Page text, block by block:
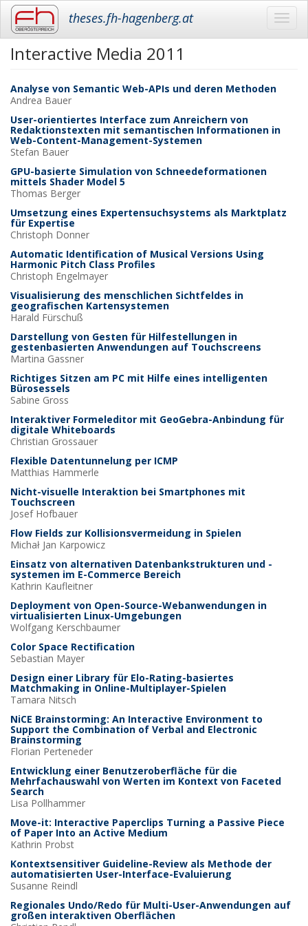
Skip
content
theses.fh-hagenberg.at
Interactive Media 2011
Analyse von Semantic Web-APIs und deren Methoden
Andrea Bauer
User-orientiertes Interface zum Anreichern von
Redaktionstexten mit semantischen Informationen in
Web-Content-Management-Systemen
Stefan Bauer
GPU-basierte Simulation von Schneedeformationen
mittels Shader Model 5
Thomas Berger
Umsetzung eines Expertensuchsystems als Marktplatz
für Expertise
Christoph Donner
Automatic Identification of Musical Versions Using
Harmonic Pitch Class Profiles
Christoph Engelmayer
Visualisierung des menschlichen Sichtfeldes in
geografischen Kartensystemen
Harald Fürschuß
Darstellung von Gesten für Hilfestellungen in
gestenbasierten Anwendungen auf Touchscreens
Martina Gassner
Richtiges Sitzen am PC mit Hilfe eines intelligenten
Bürosessels
Sabine Gross
Interaktiver Formeleditor mit GeoGebra-Anbindung für
digitale Whiteboards
Christian Grossauer
Flexible Datentunnelung per ICMP
Matthias Hammerle
Nicht-visuelle Interaktion bei Smartphones mit
Touchscreen
Josef Hofbauer
Flow Fields zur Kollisionsvermeidung in Spielen
Michał Jan Karpowicz
Einsatz von alternativen Datenbankstrukturen und -
systemen im E-Commerce Bereich
Kathrin Kaufleitner
Deployment von Open-Source-Webanwendungen in
virtualisierten Linux-Umgebungen
Wolfgang Kerschbaumer
Color Space Rectification
Sebastian Mayer
Design einer Library für Elo-Rating-basiertes
Matchmaking in Online-Multiplayer-Spielen
Tamara Nitsch
NiCE Brainstorming: An Interactive Environment to
Support the Combination of Verbal and Electronic
Brainstorming
Florian Perteneder
Entwicklung einer Benutzeroberfläche für die
Mehrfachauswahl von Werten im Kontext von Faceted
Search
Lisa Pollhammer
Move-it: Interactive Paperclips Turning a Passive Piece
of Paper Into an Active Medium
Kathrin Probst
Kontextsensitiver Guideline-Review als Methode der
automatisierten User-Interface-Evaluierung
Susanne Reindl
Regionales Undo/Redo für Multi-User-Anwendungen auf
großen interaktiven Oberflächen